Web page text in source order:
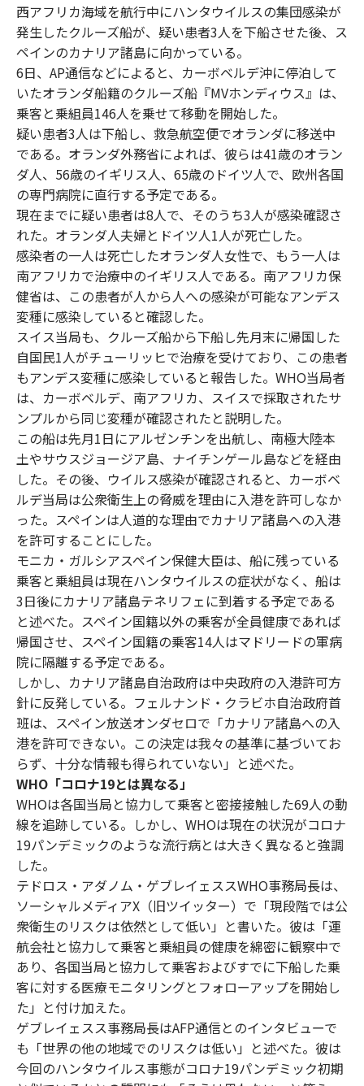
西アフリカ海域を航行中にハンタウイルスの集団感染が
発生したクルーズ船が、疑い患者3人を下船させた後、ス
ペインのカナリア諸島に向かっている。
6日、AP通信などによると、カーボベルデ沖に停泊して
いたオランダ船籍のクルーズ船『MVホンディウス』は、
乗客と乗組員146人を乗せて移動を開始した。
疑い患者3人は下船し、救急航空便でオランダに移送中
である。オランダ外務省によれば、彼らは41歳のオラン
ダ人、56歳のイギリス人、65歳のドイツ人で、欧州各国
の専門病院に直行する予定である。
現在までに疑い患者は8人で、そのうち3人が感染確認さ
れた。オランダ人夫婦とドイツ人1人が死亡した。
感染者の一人は死亡したオランダ人女性で、もう一人は
南アフリカで治療中のイギリス人である。南アフリカ保
健省は、この患者が人から人への感染が可能なアンデス
変種に感染していると確認した。
スイス当局も、クルーズ船から下船し先月末に帰国した
自国民1人がチューリッヒで治療を受けており、この患者
もアンデス変種に感染していると報告した。WHO当局者
は、カーボベルデ、南アフリカ、スイスで採取されたサ
ンプルから同じ変種が確認されたと説明した。
この船は先月1日にアルゼンチンを出航し、南極大陸本
土やサウスジョージア島、ナイチンゲール島などを経由
した。その後、ウイルス感染が確認されると、カーボベ
ルデ当局は公衆衛生上の脅威を理由に入港を許可しなか
った。スペインは人道的な理由でカナリア諸島への入港
を許可することにした。
モニカ・ガルシアスペイン保健大臣は、船に残っている
乗客と乗組員は現在ハンタウイルスの症状がなく、船は
3日後にカナリア諸島テネリフェに到着する予定である
と述べた。スペイン国籍以外の乗客が全員健康であれば
帰国させ、スペイン国籍の乗客14人はマドリードの軍病
院に隔離する予定である。
しかし、カナリア諸島自治政府は中央政府の入港許可方
針に反発している。フェルナンド・クラビホ自治政府首
班は、スペイン放送オンダセロで「カナリア諸島への入
港を許可できない。この決定は我々の基準に基づいてお
らず、十分な情報も得られていない」と述べた。
WHO「コロナ19とは異なる」
WHOは各国当局と協力して乗客と密接接触した69人の動
線を追跡している。しかし、WHOは現在の状況がコロナ
19パンデミックのような流行病とは大きく異なると強調
した。
テドロス・アダノム・ゲブレイェススWHO事務局長は、
ソーシャルメディアX（旧ツイッター）で「現段階では公
衆衛生のリスクは依然として低い」と書いた。彼は「運
航会社と協力して乗客と乗組員の健康を綿密に観察中で
あり、各国当局と協力して乗客およびすでに下船した乗
客に対する医療モニタリングとフォローアップを開始し
た」と付け加えた。
ゲブレイェスス事務局長はAFP通信とのインタビューで
も「世界の他の地域でのリスクは低い」と述べた。彼は
今回のハンタウイルス事態がコロナ19パンデミック初期